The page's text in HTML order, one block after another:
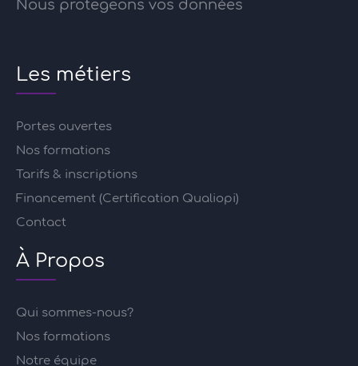
Nous protègeons vos données
Les métiers
Portes ouvertes
Nos formations
Tarifs & inscriptions
Financement (Certification Qualiopi)
Contact
À Propos
Qui sommes-nous?
Nos formations
Notre équipe